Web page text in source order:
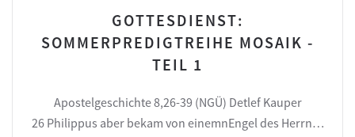
GOTTESDIENST:
SOMMERPREDIGTREIHE MOSAIK -
TEIL 1
Apostelgeschichte 8,26-39 (NGÜ) Detlef Kauper
26 Philippus aber bekam von einemnEngel des Herrn…